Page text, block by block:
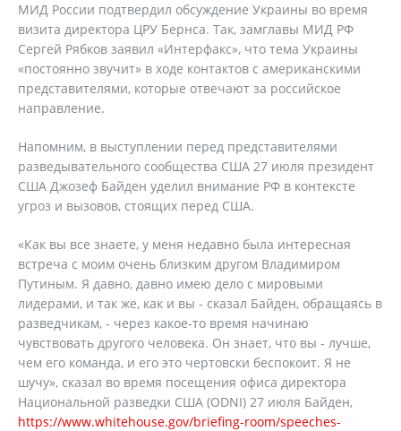
МИД России подтвердил обсуждение Украины во время
визита директора ЦРУ Бернса. Так, замглавы МИД РФ
Сергей Рябков заявил «Интерфакс», что тема Украины
«постоянно звучит» в ходе контактов с американскими
представителями, которые отвечают за российское
направление.
Напомним, в выступлении перед представителями
разведывательного сообщества США 27 июля президент
США Джозеф Байден уделил внимание РФ в контексте
угроз и вызовов, стоящих перед США.
«Как вы все знаете, у меня недавно была интересная
встреча с моим очень близким другом Владимиром
Путиным. Я давно, давно имею дело с мировыми
лидерами, и так же, как и вы - сказал Байден, обращаясь в
разведчикам, - через какое-то время начинаю
чувствовать другого человека. Он знает, что вы - лучше,
чем его команда, и его это чертовски беспокоит. Я не
шучу», сказал во время посещения офиса директора
Национальной разведки США (ODNI) 27 июля Байден,
https://www.whitehouse.gov/briefing-room/speeches-